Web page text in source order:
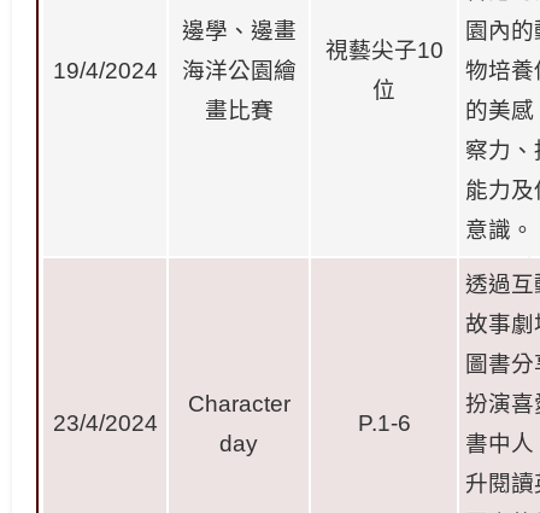
19/4/2024
邊學、邊畫
海洋公園繪
畫比賽
視藝尖子10
位
園內
物培養
的美感
察力、
能力及
意識。
23/4/2024
Character
day
P.1-6
透過互
故事劇
圖書
扮演喜
書中人
升閱讀